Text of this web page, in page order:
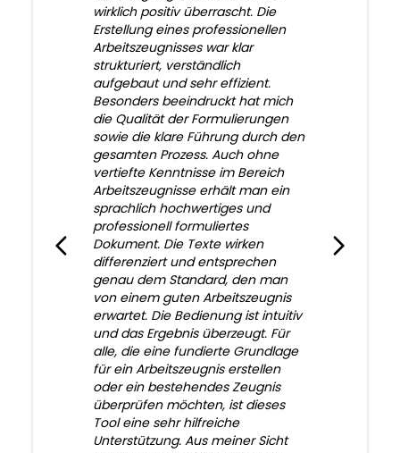
wirklich positiv überrascht. Die
Erstellung eines professionellen
Arbeitszeugnisses war klar
strukturiert, verständlich
aufgebaut und sehr effizient.
Besonders beeindruckt hat mich
die Qualität der Formulierungen
sowie die klare Führung durch den
gesamten Prozess. Auch ohne
vertiefte Kenntnisse im Bereich
Arbeitszeugnisse erhält man ein
sprachlich hochwertiges und
professionell formuliertes
Dokument. Die Texte wirken
differenziert und entsprechen
genau dem Standard, den man
von einem guten Arbeitszeugnis
erwartet. Die Bedienung ist intuitiv
und das Ergebnis überzeugt. Für
alle, die eine fundierte Grundlage
für ein Arbeitszeugnis erstellen
oder ein bestehendes Zeugnis
überprüfen möchten, ist dieses
Tool eine sehr hilfreiche
Unterstützung. Aus meiner Sicht